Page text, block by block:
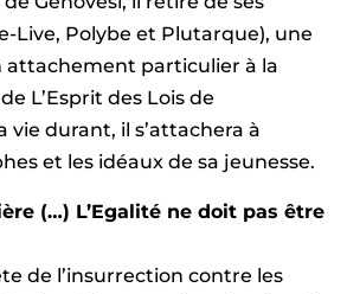
Live, Polybe et Plutarque), une
attachement particulier à la
L’Esprit des Lois de
durant, il s’attachera à
et les idéaux de sa jeunesse.
(…) L’Egalité ne doit pas être
de l’insurrection contre les